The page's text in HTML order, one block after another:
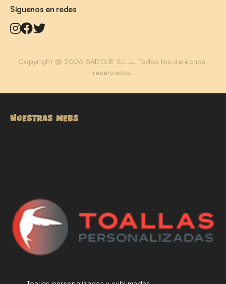
Síguenos en redes
Copyright @ 2026 SADOJE S.L.U. Todos los derechos
reservados.
NUESTRAS WEBS